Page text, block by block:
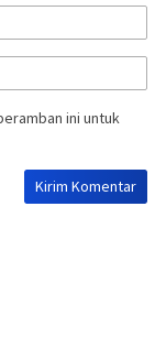
ini untuk